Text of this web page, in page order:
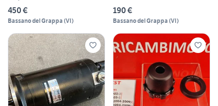
450 €
Bassano del Grappa (VI)
190 €
Bassano del Grappa (VI)